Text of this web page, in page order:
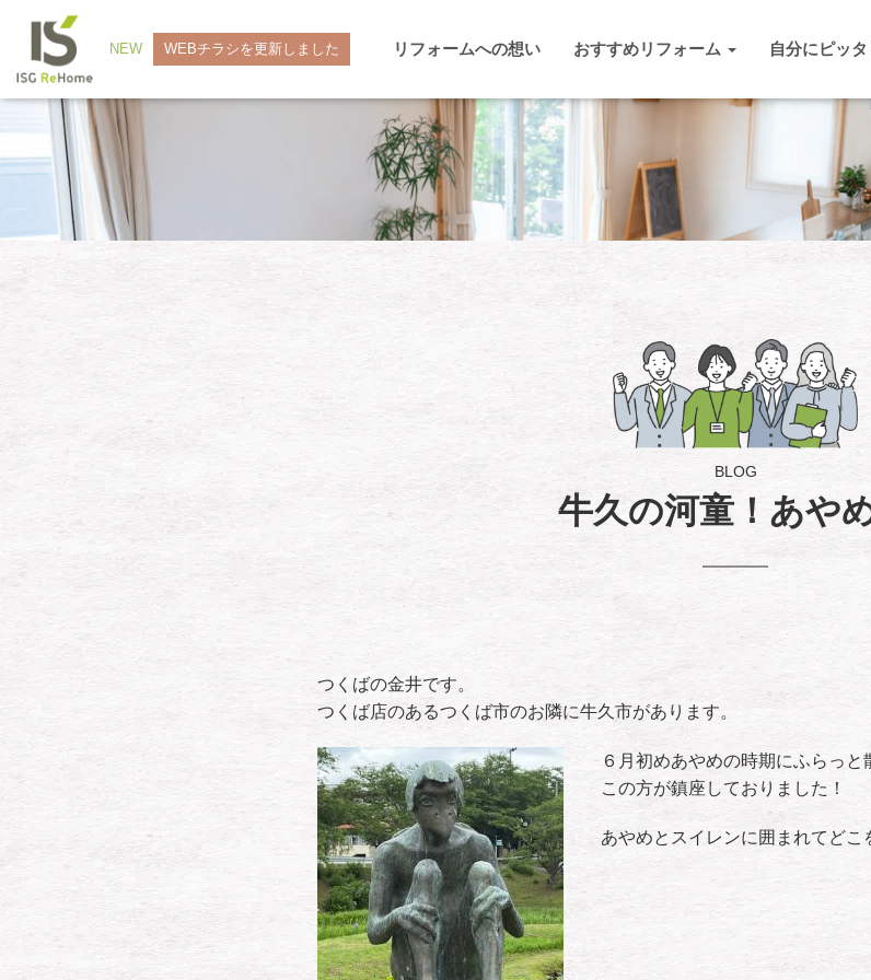
NEW WEBチラシを更新しました リフォームへの想い おすすめリフォーム 自分にピッ
牛久の河童！あや
BLOG
つくばの金井です。
つくば店のあるつくば市のお隣に牛久市があります。
６月初めあやめの時期にふらっ
この方が鎮座しておりました！
あやめとスイレンに囲まれてどこ